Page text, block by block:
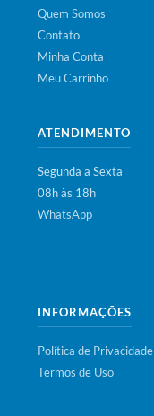
Quem Somos
Contato
Minha Conta
Meu Carrinho
ATENDIMENTO
Segunda a Sexta
08h às 18h
WhatsApp
INFORMAÇÕES
Política de Privacidade
Termos de Uso